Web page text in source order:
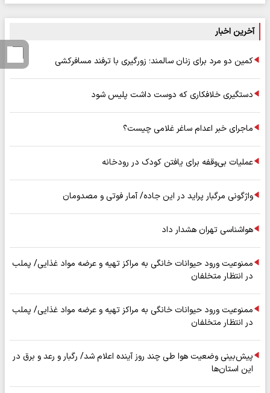
آخرین اخبار
کمین دو مرد برای زنان سالمند؛ زورگیری با ترفند مسافرکشی
دستگیری خلافکاری که دوست داشت پلیس شود
ماجرای خبر اعدام ساغر غلامی چیست؟
عملیات بی‌وقفه برای یافتن کودک در رودخانه
واژگونی مرگبار پراید در این جاده/ آمار فوتی و مصدومان
هواشناسی تهران هشدار داد
ممنوعیت ورود حیوانات خانگی به مراکز تهیه و عرضه مواد غذایی/ پملب
در انتظار متخلفان
ممنوعیت ورود حیوانات خانگی به مراکز تهیه و عرضه مواد غذایی/ پملب
در انتظار متخلفان
پیش‌بینی وضعیت هوا طی چند روز آینده اعلام شد/ رگبار و رعد و برق در
این استان‌ها